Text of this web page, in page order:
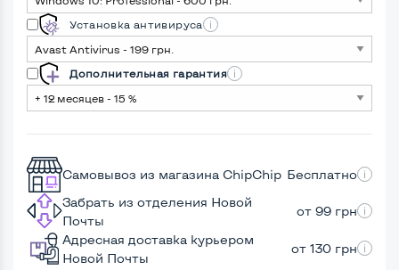
Установка антивируса
Дополнительная гарантия
Самовывоз из магазина ChipChip Бесплатно
Забрать из отделения Новой
Почты
от 99 грн
Адресная доставка курьером
Новой Почты
от 130 грн